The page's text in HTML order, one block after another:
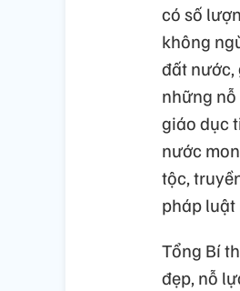
có số
không
đất nước,
những
giáo dục
nước
tộc,
pháp luật
Tổng Bí
đẹp, nỗ